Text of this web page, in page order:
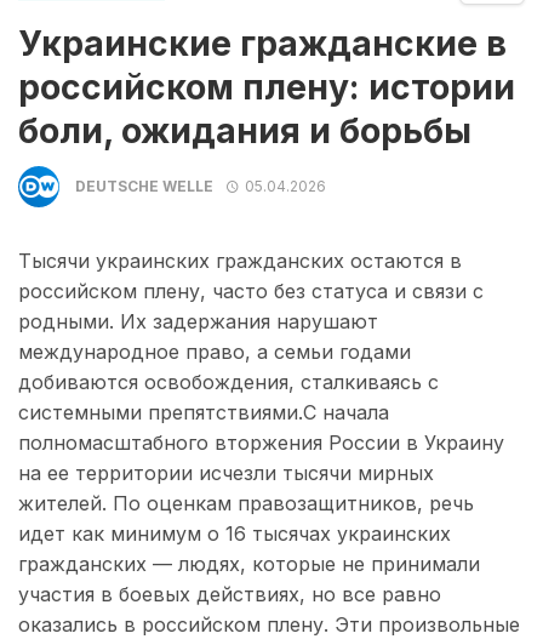
Украинские гражданские в
российском плену: истории
боли, ожидания и борьбы
DEUTSCHE WELLE 05.04.2026
Тысячи украинских гражданских остаются в
российском плену, часто без статуса и связи с
родными. Их задержания нарушают
международное право, а семьи годами
добиваются освобождения, сталкиваясь с
системными препятствиями.С начала
полномасштабного вторжения России в Украину
на ее территории исчезли тысячи мирных
жителей. По оценкам правозащитников, речь
идет как минимум о 16 тысячах украинских
гражданских — людях, которые не принимали
участия в боевых действиях, но все равно
оказались в российском плену. Эти произвольные